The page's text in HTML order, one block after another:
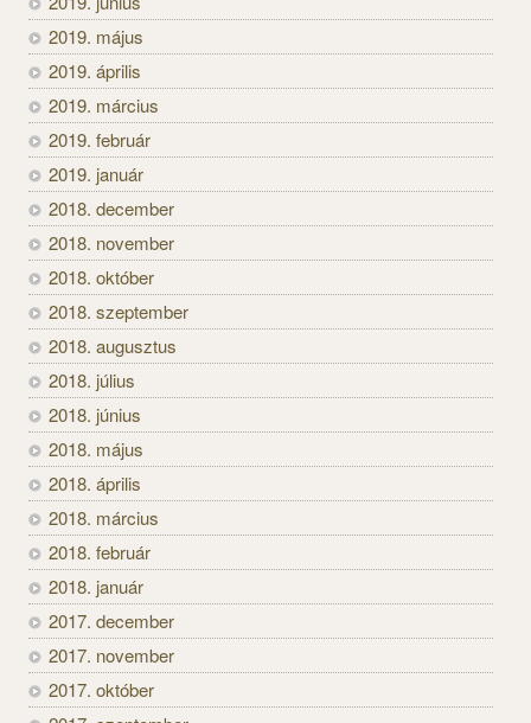
2019. május
2019. április
2019. március
2019. február
2019. január
2018. december
2018. november
2018. október
2018. szeptember
2018. augusztus
2018. július
2018. június
2018. május
2018. április
2018. március
2018. február
2018. január
2017. december
2017. november
2017. október